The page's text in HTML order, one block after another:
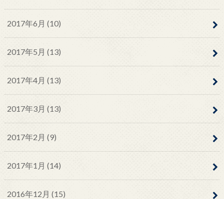
2017年6月 (10)
2017年5月 (13)
2017年4月 (13)
2017年3月 (13)
2017年2月 (9)
2017年1月 (14)
2016年12月 (15)